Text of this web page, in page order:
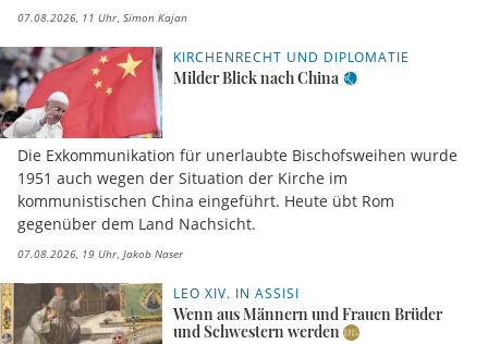
07.08.2026, 11 Uhr Simon Kajan
KIRCHENRECHT UND DIPLOMATIE
Milder Blick nach China
Die Exkommunikation für unerlaubte Bischofsweihen wurde
1951 auch wegen der Situation der Kirche im
kommunistischen China eingeführt. Heute übt Rom
gegenüber dem Land Nachsicht.
07.08.2026, 19 Uhr Jakob Naser
LEO XIV. IN ASSISI
Wenn aus Männern und Frauen Brüder
und Schwestern werden